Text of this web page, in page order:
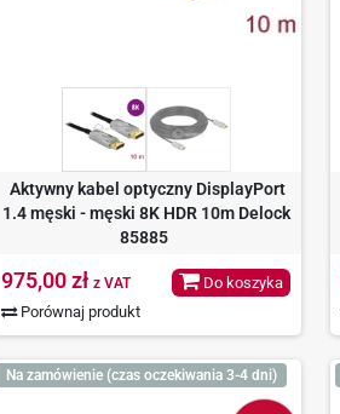
Aktywny kabel optyczny DisplayPort
1.4 męski - męski 8K HDR 10m Delock
85885
975,00 zł z VAT
Porównaj produkt
Do koszyka
Na zamówienie (czas oczekiwania 3-4 dni)